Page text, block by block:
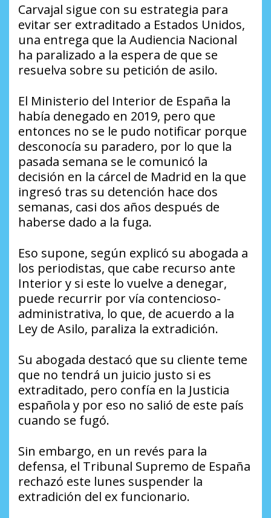
Carvajal sigue con su estrategia para
evitar ser extraditado a Estados Unidos,
una entrega que la Audiencia Nacional
ha paralizado a la espera de que se
resuelva sobre su petición de asilo.
El Ministerio del Interior de España la
había denegado en 2019, pero que
entonces no se le pudo notificar porque
desconocía su paradero, por lo que la
pasada semana se le comunicó la
decisión en la cárcel de Madrid en la que
ingresó tras su detención hace dos
semanas, casi dos años después de
haberse dado a la fuga.
Eso supone, según explicó su abogada a
los periodistas, que cabe recurso ante
Interior y si este lo vuelve a denegar,
puede recurrir por vía contencioso-
administrativa, lo que, de acuerdo a la
Ley de Asilo, paraliza la extradición.
Su abogada destacó que su cliente teme
que no tendrá un juicio justo si es
extraditado, pero confía en la Justicia
española y por eso no salió de este país
cuando se fugó.
Sin embargo, en un revés para la
defensa, el Tribunal Supremo de España
rechazó este lunes suspender la
extradición del ex funcionario.